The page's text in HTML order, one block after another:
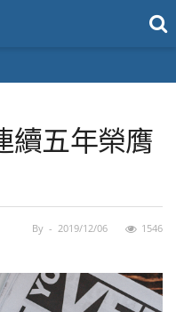
續五年榮膺
By - 2019/12/06 1546